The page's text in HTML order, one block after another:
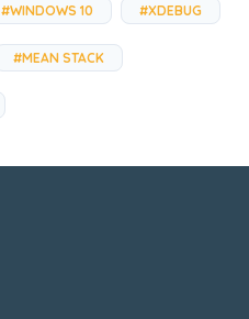
#WINDOWS 10 #XDEBUG
#MEAN STACK